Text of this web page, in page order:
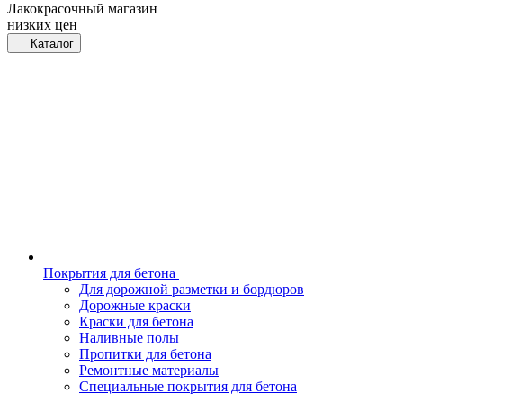
Лакокрасочный магазин
низких цен
Каталог
Покрытия для бетона
Для дорожной разметки и бордюров
Дорожные краски
Краски для бетона
Наливные полы
Пропитки для бетона
Ремонтные материалы
Специальные покрытия для бетона